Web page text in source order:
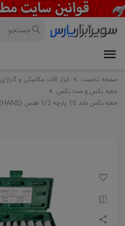
صفحه نخست ابزار آلات مکانیکی و گاراژی
جعبه بکس و ست بکس
جعبه بکس بلند 10 پارچه 1/2 هنس (HANS) مدل 4610MB